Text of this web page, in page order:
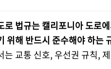
로 법규는 캘리포니아 도로
위해 반드시 준수해야 하는
는 교통 신호, 우선권 규칙,